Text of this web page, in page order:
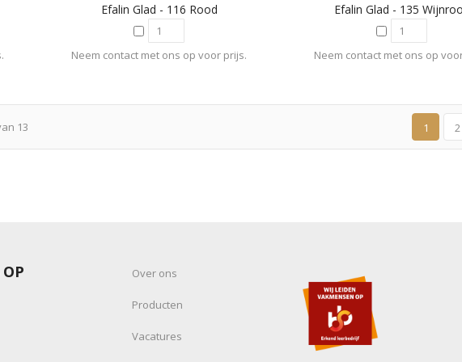
Efalin Glad - 116 Rood
Neem contact met ons op voor prijs.
Efalin Glad - 135
Neem contact met ons op
13 1 2
Over ons
Producten
Vacatures